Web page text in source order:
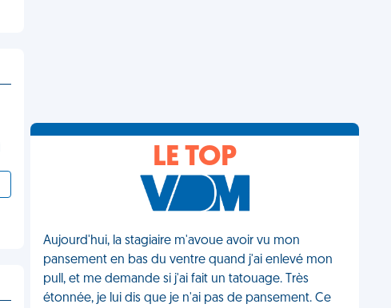
LE TOP
Aujourd'hui, la stagiaire m'avoue avoir vu mon
pansement en bas du ventre quand j'ai enlevé mon
pull, et me demande si j'ai fait un tatouage. Très
étonnée, je lui dis que je n'ai pas de pansement. Ce